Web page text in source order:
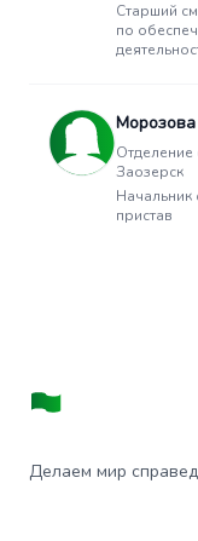
Старший
по
Заозерск
Начальник
пристав
Делаем мир